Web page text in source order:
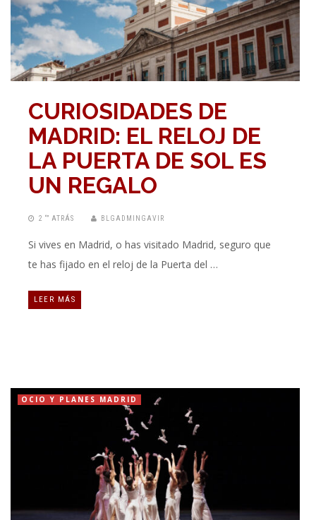
CURIOSIDADES DE
MADRID: EL RELOJ DE
LA PUERTA DE SOL ES
UN REGALO
2 “” ATRÁS BLGADMINGAVIR
Si vives en Madrid, o has visitado Madrid, seguro que
te has fijado en el reloj de la Puerta del …
LEER MÁS
OCIO Y PLANES MADRID